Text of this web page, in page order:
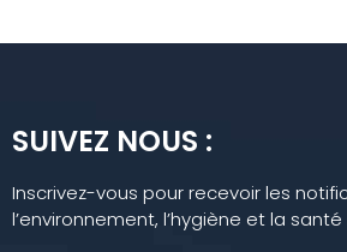
SUIVEZ NOUS :
Inscrivez-vous pour recevoir les
l’environnement, l’hygiène et la